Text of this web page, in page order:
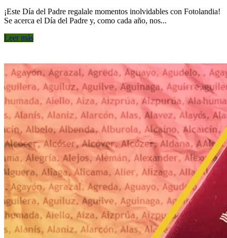
¡Este Día del Padre regalale momentos inolvidables con Fotolandia!
Se acerca el Día del Padre y, como cada año, nos...
Leer más